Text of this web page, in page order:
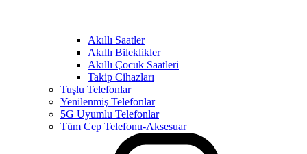
Akıllı Saatler
Akıllı Bileklikler
Akıllı Çocuk Saatleri
Takip Cihazları
Tuşlu Telefonlar
Yenilenmiş Telefonlar
5G Uyumlu Telefonlar
Tüm Cep Telefonu-Aksesuar